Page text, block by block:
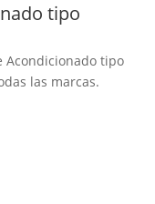
tipo
Acondicionado tipo
las marcas.